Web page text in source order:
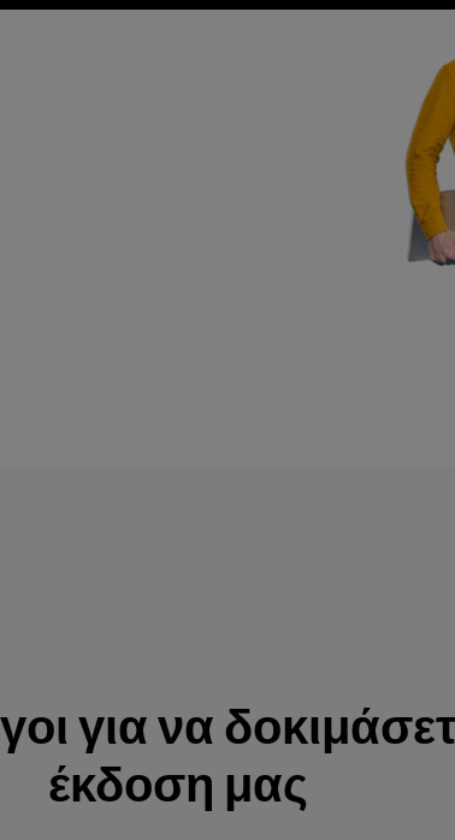
για να
έκδοση μας